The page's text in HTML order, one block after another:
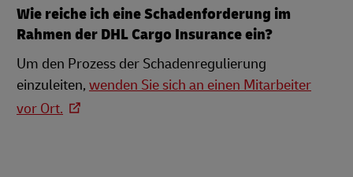
Wie reiche ich eine Schadenforderung im
Rahmen der DHL Cargo Insurance ein?
Um den Prozess der Schadenregulierung
einzuleiten, wenden Sie sich an einen Mitarbeiter
vor Ort.